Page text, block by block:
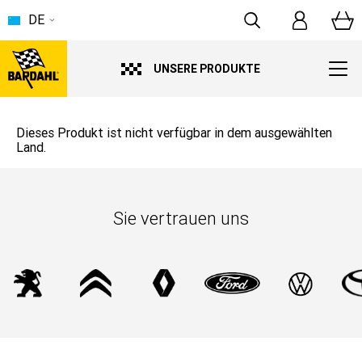
UNSERE PRODUKTE
DE
Dieses Produkt ist nicht verfügbar in dem ausgewählten
Land.
Sie vertrauen uns